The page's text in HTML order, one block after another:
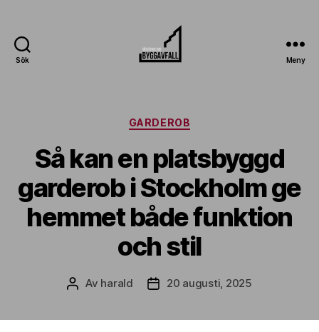
Sök Meny
Kategorier
GARDEROB
Så kan en platsbyggd
garderob i Stockholm ge
hemmet både funktion
och stil
Inläggsförfattare
Av harald Inläggsdatum
20 augusti, 2025